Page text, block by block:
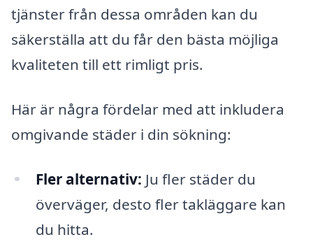
tjänster från dessa områden kan du
säkerställa att du får den bästa möjliga
kvaliteten till ett rimligt pris.
Här är några fördelar med att inkludera
omgivande städer i din sökning:
Fler alternativ: Ju fler städer du
överväger, desto fler takläggare kan
du hitta.